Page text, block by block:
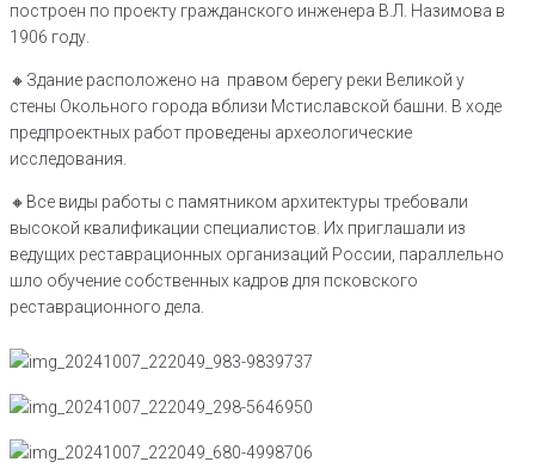
построен по проекту гражданского инженера В.Л. Назимова в
1906 году.
🔸️Здание расположено на правом берегу реки Великой у
стены Окольного города вблизи Мстиславской башни. В ходе
предпроектных работ проведены археологические
исследования.
🔸️Все виды работы с памятником архитектуры требовали
высокой квалификации специалистов. Их приглашали из
ведущих реставрационных организаций России, параллельно
шло обучение собственных кадров для псковского
реставрационного дела.